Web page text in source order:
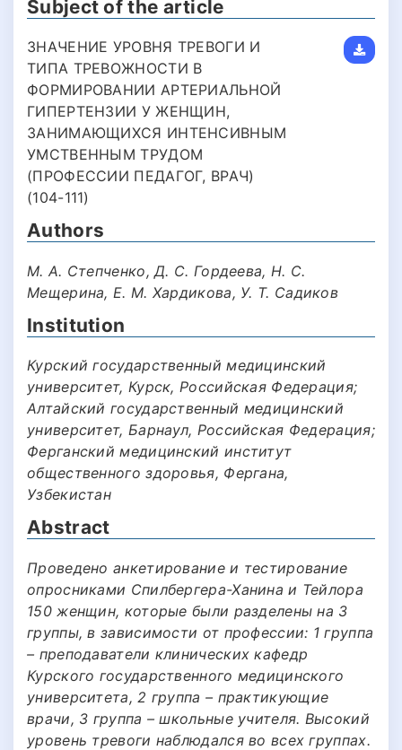
Subject of the article
ЗНАЧЕНИЕ УРОВНЯ ТРЕВОГИ И
ТИПА ТРЕВОЖНОСТИ В
ФОРМИРОВАНИИ АРТЕРИАЛЬНОЙ
ГИПЕРТЕНЗИИ У ЖЕНЩИН,
ЗАНИМАЮЩИХСЯ ИНТЕНСИВНЫМ
УМСТВЕННЫМ ТРУДОМ
(ПРОФЕССИИ ПЕДАГОГ, ВРАЧ)
(104-111)
Authors
М. А. Степченко, Д. С. Гордеева, Н. С.
Мещерина, Е. М. Хардикова, У. Т. Садиков
Institution
Курский государственный медицинский
университет, Курск, Российская Федерация;
Алтайский государственный медицинский
университет, Барнаул, Российская Федерация;
Ферганский медицинский институт
общественного здоровья, Фергана,
Узбекистан
Abstract
Проведено анкетирование и тестирование
опросниками Спилбергера-Ханина и Тейлора
150 женщин, которые были разделены на 3
группы, в зависимости от профессии: 1 группа
– преподаватели клинических кафедр
Курского государственного медицинского
университета, 2 группа – практикующие
врачи, 3 группа – школьные учителя. Высокий
уровень тревоги наблюдался во всех группах.